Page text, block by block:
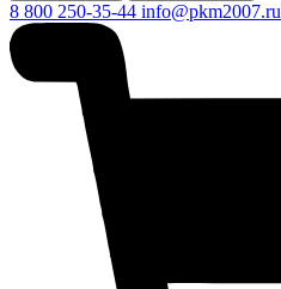
8 800 250-35-44 info@pkm2007.ru